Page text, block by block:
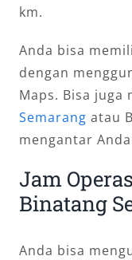
km.
Anda bisa
dengan
Maps. Bisa juga
Semarang atau
mengantar
Jam
Binatang
Anda bisa